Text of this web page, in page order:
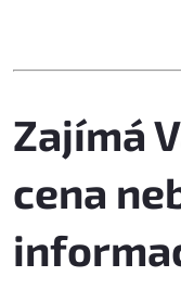
l
á
d
a
Zajímá
cena